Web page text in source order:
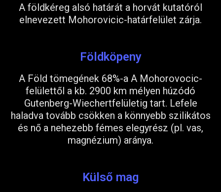
A földkéreg alsó határát a horvát kutatóról
elnevezett Mohorovicic-határfelület zárja.
Földköpeny
A Föld tömegének 68%-a A Mohorovocic-
felülettől a kb. 2900 km mélyen húzódó
Gutenberg-Wiechertfelületig tart. Lefele
haladva tovább csökken a könnyebb szilikátos
és nő a nehezebb fémes elegyrész (pl. vas,
magnézium) aránya.
Külső mag